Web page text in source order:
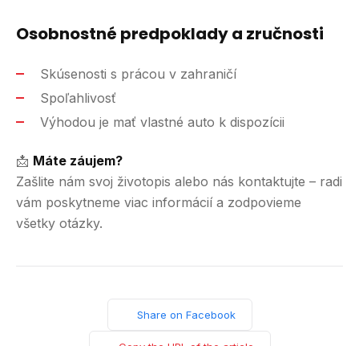
Osobnostné predpoklady a zručnosti
Skúsenosti s prácou v zahraničí
Spoľahlivosť
Výhodou je mať vlastné auto k dispozícii
📩 Máte záujem?
Zašlite nám svoj životopis alebo nás kontaktujte – radi
vám poskytneme viac informácií a zodpovieme
všetky otázky.
Share on Facebook